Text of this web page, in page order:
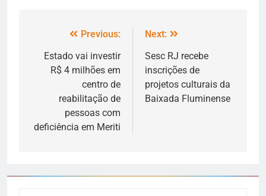
Previous:
Estado vai investir
R$ 4 milhões em
centro de
reabilitação de
pessoas com
deficiência em Meriti
Next:
Sesc RJ recebe
inscrições de
projetos culturais da
Baixada Fluminense